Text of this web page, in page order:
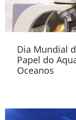
Dia Mundial
Papel do
Oceanos